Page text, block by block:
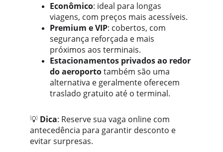
Econômico: ideal para longas
viagens, com preços mais acessíveis.
Premium e VIP: cobertos, com
segurança reforçada e mais
próximos aos terminais.
Estacionamentos privados ao redor
do aeroporto também são uma
alternativa e geralmente oferecem
traslado gratuito até o terminal.
💡 Dica: Reserve sua vaga online com
antecedência para garantir desconto e
evitar surpresas.